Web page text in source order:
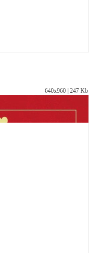
640х960 | 247 Kb